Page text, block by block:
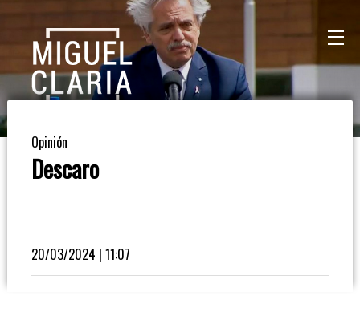
La
Mesa
De
Café
Opinión
Radioinforme
Opinión
Descaro
20/03/2024 | 11:07